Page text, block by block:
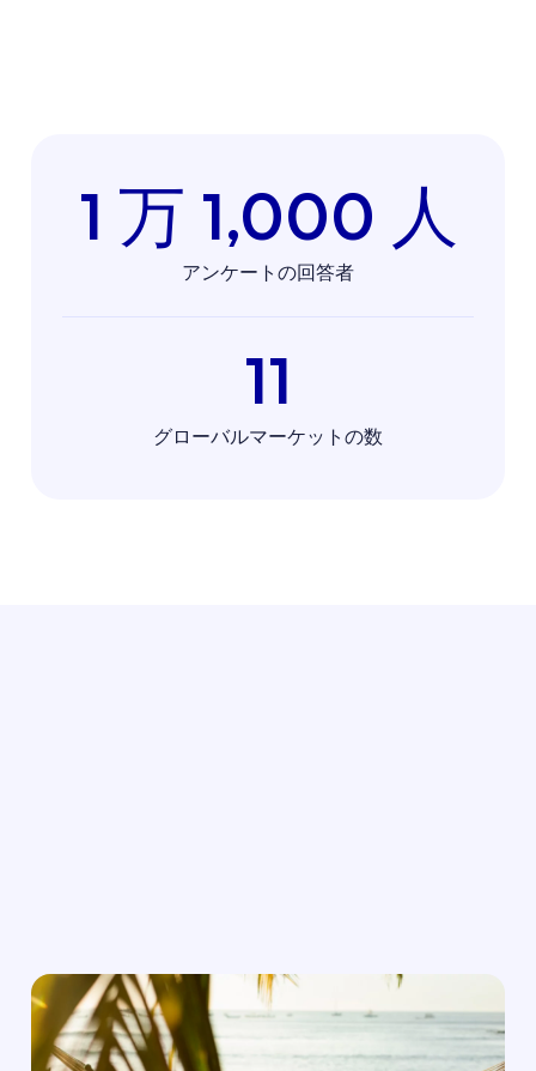
1 万 1,000 人
アンケートの回答者
11
グローバルマーケットの数